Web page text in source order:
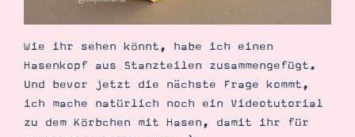
Tipps & Tricks
Ordnungstipps
Wie ihr sehen könnt, habe ich einen
Hasenkopf aus Stanzteilen zusammengefügt.
Und bevor jetzt die nächste Frage kommt,
ich mache natürlich noch ein Videotutorial
zu dem Körbchen mit Hasen, damit ihr für